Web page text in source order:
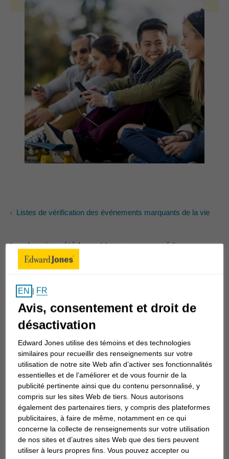
Listes de vérification des événements marquants de la vie
Le chemin a été long. Vous avez passé beaucoup
de temps à planifier le moment où votre garçon ou
postsecondaires, et ce jour approche à grands
pas. Maintenant que vous y êtes presque, que
devriez-vous faire? Voici six éléments à prendre en
considération lorsque vos enfants commenceront
leur vie après l’école secondaire.
1. Continuez d’épargner
Peu importe le montant que vous avez pu mettre
de côté pour les études postsecondaires, vous
pouvez continuer d’épargner après que vos
enfants se seront inscrits à leurs cours. Le moment
est bien choisi pour parler à votre conseiller en
EN | FR
Avis, consentement et droit de
désactivation
Edward Jones utilise des témoins et des technologies
similaires pour recueillir des renseignements sur votre
utilisation de notre site Web afin d’activer ses fonctionnalités
essentielles et de l’améliorer et de vous fournir de la
publicité pertinente ainsi que du contenu personnalisé, y
compris sur les sites Web de tiers. Nous autorisons
également des partenaires tiers, y compris des plateformes
publicitaires, à faire de même, notamment en ce qui
concerne la collecte de renseignements sur votre utilisation
de nos sites et d’autres sites Web que des tiers peuvent
utiliser à leurs propres fins. Vous pouvez accepter ou